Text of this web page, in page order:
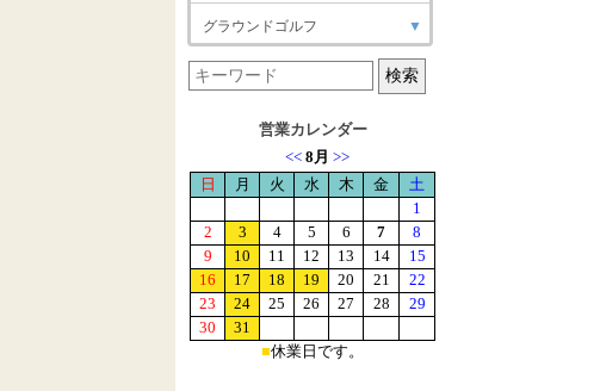
グラウンドゴルフ ▼
営業カレンダー